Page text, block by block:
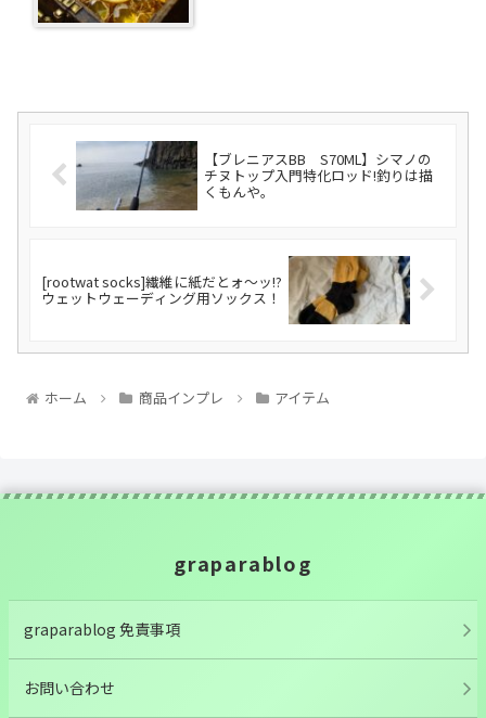
【ブレニアスBB S70ML】シマノの
チヌトップ入門特化ロッド!釣りは描
くもんや。
[rootwat socks]繊維に紙だとォ～ッ!?
ウェットウェーディング用ソックス！
ホーム 商品インプレ アイテム
graparablog
graparablog 免責事項
お問い合わせ